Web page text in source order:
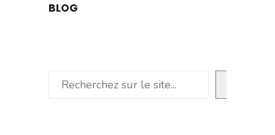
BLOG
Rechercher